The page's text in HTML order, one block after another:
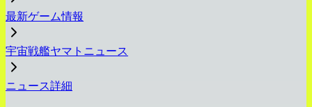
最新ゲーム情報
宇宙戦艦ヤマトニュース
ニュース詳細